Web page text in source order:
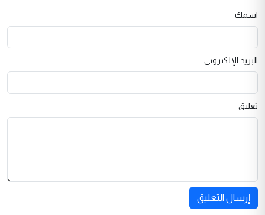
اسمك
البريد الإلكتروني
تعليق
إرسال التعليق